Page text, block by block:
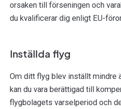
orsaken till förseningen och
du kvalificerar dig enligt EU-
Inställda flyg
Om ditt flyg blev inställt mindre
kan du vara berättigad till
flygbolagets varselperiod och